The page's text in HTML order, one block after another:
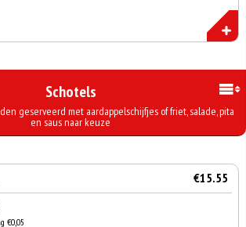
Schotels
geserveerd met aardappelschijfjes of friet, salade, pita
en saus naar keuze
€15.55
€0,05